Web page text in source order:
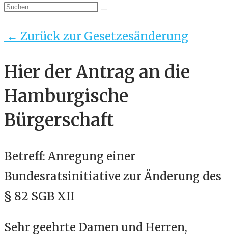
← Zurück zur Gesetzesänderung
Hier der Antrag an die
Hamburgische
Bürgerschaft
Betreff: Anregung einer
Bundesratsinitiative zur Änderung des
§ 82 SGB XII
Sehr geehrte Damen und Herren,